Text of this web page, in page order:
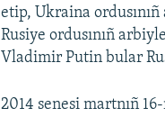
etip, Ukraina
Rusiye ordusınıñ
Vladimir Putin bular
2014 senesi martnıñ